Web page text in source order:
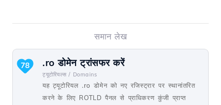
समान लेख
.ro डोमेन ट्रांसफर करें
ट्यूटोरियल्स / Domains
यह ट्यूटोरियल .ro डोमेन को नए रजिस्ट्रार पर स्थानांतरित
करने के लिए ROTLD पैनल से प्राधिकरण कुंजी प्राप्त
78